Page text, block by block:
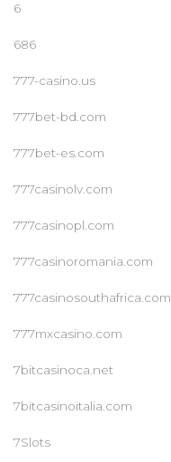
6
686
777-casino.us
777bet-bd.com
777bet-es.com
777casinolv.com
777casinopl.com
777casinoromania.com
777casinosouthafrica.com
777mxcasino.com
7bitcasinoca.net
7bitcasinoitalia.com
7Slots